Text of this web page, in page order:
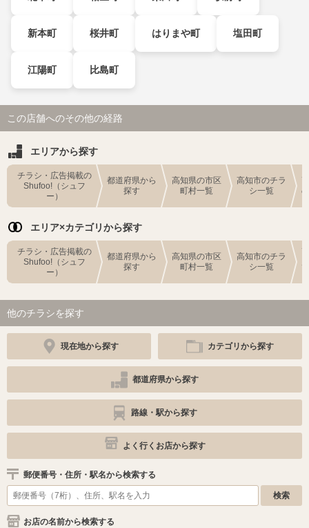
新本町 桜井町 はりまや町 塩田町
江陽町 比島町
この店舗へのその他の経路
エリアから探す
チラシ・広告掲載の
Shufoo!（シュフ
ー）
都道府県から
探す
高知県の市区
町村一覧
高知市のチラ
シ一覧
エリア×カテゴリから探す
チラシ・広告掲載の
Shufoo!（シュフ
ー）
都道府県から
探す
高知県の市区
町村一覧
高知市のチラ
シ一覧
他のチラシを探す
現在地から探す カテゴリから探す
都道府県から探す
路線・駅から探す
よく行くお店から探す
郵便番号・住所・駅名から検索する
お店の名前から検索する